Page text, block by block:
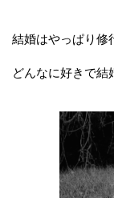
結婚はやっぱり修
どんなに好きで結